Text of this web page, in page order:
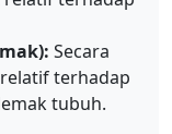
Secara
terhadap
tubuh.